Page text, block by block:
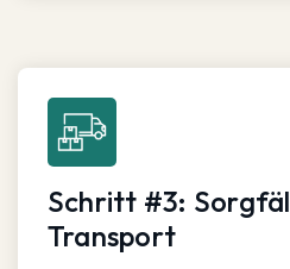
Schritt #3:
Transport